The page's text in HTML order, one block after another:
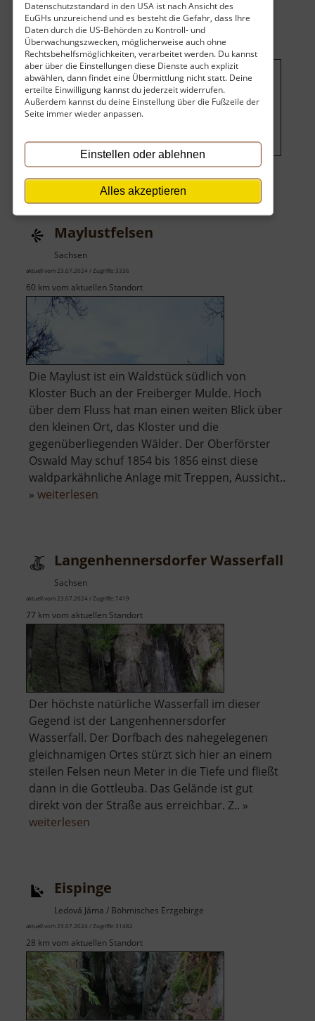
Datenschutzstandard in den USA ist nach Ansicht des
EuGHs unzureichend und es besteht die Gefahr, dass Ihre
Daten durch die US-Behörden zu Kontroll- und
Überwachungszwecken, möglicherweise auch ohne
Rechtsbehelfsmöglichkeiten, verarbeitet werden. Du kannst
aber über die Einstellungen diese Dienste auch explizit
abwählen, dann findet eine Übermittlung nicht statt. Deine
erteilte Einwilligung kannst du jederzeit widerrufen.
Außerdem kannst du deine Einstellung über die Fußzeile der
Seite immer wieder anpassen.
Einstellen oder ablehnen
Alles akzeptieren
/
Totensteinhöhle
Um dieses Projekt zu finanzieren,
wird hier Werbung eingeblendet.
Maylustfelsen
Sachsen
aktuell vom 23.07.2024 / Zugriffe: 3336
60 km vom aktuellen Standort
Die Maylust ist ein Waldstück südlich von
Kloster Buch an der Freiberger Mulde. Hoch
über dem Fluss hat man einen weiten Blick über
den kleinen Ort, das Kloster und die
gegenüberliegenden Wälder. Der Oberförster
Oswald May schuf 1854 bis 1856 einst diese
waldparkähnliche Anlage mit Treppen, Aussicht..
» weiterlesen
Langenhennersdorfer Wasserfall
Sachsen
aktuell vom 23.07.2024 / Zugriffe: 7419
77 km vom aktuellen Standort
Der höchste natürliche Wasserfall im dieser
Gegend ist der Langenhennersdorfer
Wasserfall. Der Dorfbach des nahegelegenen
gleichnamigen Ortes stürzt sich hier an einem
steilen Felsen neun Meter in die Tiefe und fließt
dann in die Gottleuba. Das Gelände ist gut
direkt von der Straße aus erreichbar. Z.. »
weiterlesen
Eispinge
Ledová Jáma / Böhmisches Erzgebirge
aktuell vom 23.07.2024 / Zugriffe: 31482
28 km vom aktuellen Standort